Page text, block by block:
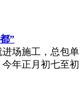
”
场施工，总包单
年正月初七至初